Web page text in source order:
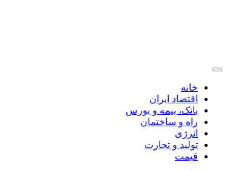
خانه
اقتصاد ایران
بانک، بیمه و بورس
راه و ساختمان
انرژی
تولید و تجارت
قیمت